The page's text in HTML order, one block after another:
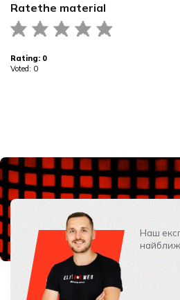
Ratethe material
Rating: 0
Voted: 0
Наш